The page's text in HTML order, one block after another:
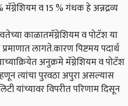
व 15%गंधक हे अन्नद्रव्य
काळातमॅग्नेशियम व पोटॅश या
प्रमाणात लागते.कारण पिष्टमय पदार्थ
अनुक्रमे मॅग्नेशियम व पोटॅश
त्यांचा पुरवठा अपुरा असल्यास
यांच्यावर विपरीत परिणाम दिसून